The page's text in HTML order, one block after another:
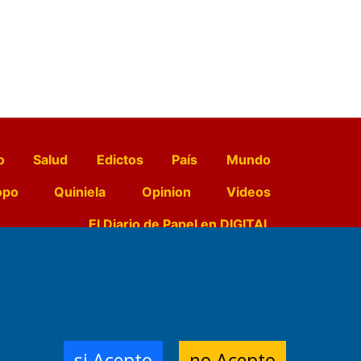
Salud Edictos País
Mundo
Quiniela Opinion
Videos
El Diario de Papel en DIGITAL